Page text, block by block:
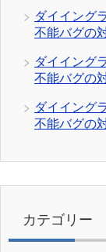
ダイイング
不能バグの
ダイイング
不能バグの
ダイイング
不能バグの
カテゴリー